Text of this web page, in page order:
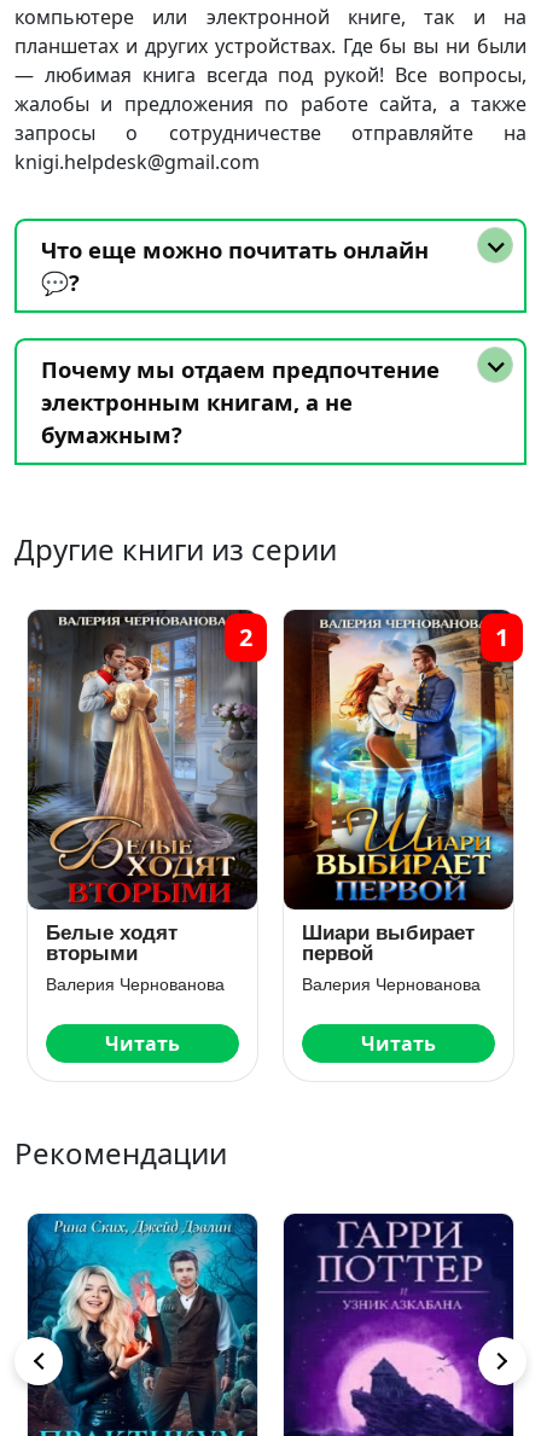
компьютере или электронной книге, так и на
планшетах и других устройствах. Где бы вы ни были
— любимая книга всегда под рукой! Все вопросы,
жалобы и предложения по работе сайта, а также
запросы о сотрудничестве отправляйте на
knigi.helpdesk@gmail.com
Что еще можно почитать онлайн
💬?
Почему мы отдаем предпочтение
электронным книгам, а не
бумажным?
Другие книги из серии
Белые ходят
вторыми
Валерия Чернованова
Читать
2
Шиари выбирает
первой
Валерия Чернованова
Читать
1
Рекомендации